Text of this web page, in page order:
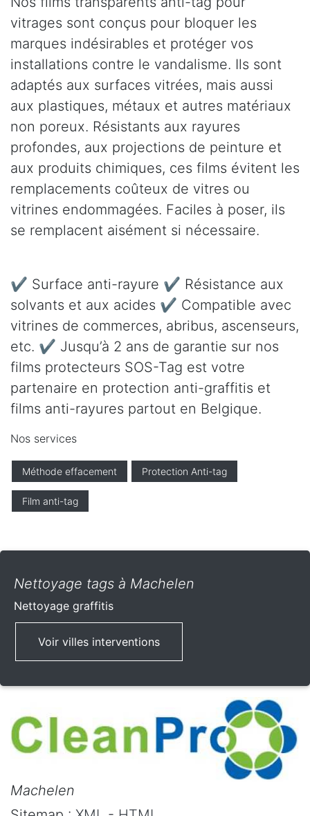
vitrages sont conçus pour bloquer les
marques indésirables et protéger vos
installations contre le vandalisme. Ils sont
adaptés aux surfaces vitrées, mais aussi
aux plastiques, métaux et autres matériaux
non poreux. Résistants aux rayures
profondes, aux projections de peinture et
aux produits chimiques, ces films évitent les
remplacements coûteux de vitres ou
vitrines endommagées. Faciles à poser, ils
se remplacent aisément si nécessaire.
✔ Surface anti-rayure ✔ Résistance aux
solvants et aux acides ✔ Compatible avec
vitrines de commerces, abribus, ascenseurs,
etc. ✔ Jusqu’à 2 ans de garantie sur nos
films protecteurs SOS-Tag est votre
partenaire en protection anti-graffitis et
films anti-rayures partout en Belgique.
Nos services
Méthode effacement Protection Anti-tag
Film anti-tag
Nettoyage tags à Machelen
Nettoyage graffitis
Voir villes interventions
Machelen